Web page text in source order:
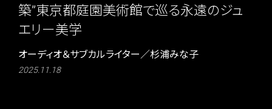
築”東京都庭園美術館で巡る永遠のジュ
エリー美学
オーディオ＆サブカルライター／杉浦みな子
2025.11.18